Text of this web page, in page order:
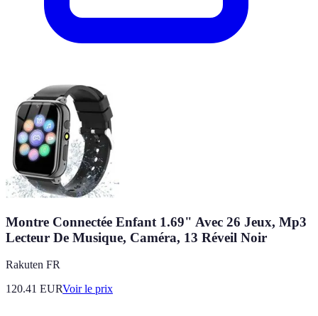
Montre Connectée Enfant 1.69" Avec 26 Jeux, Mp3
Lecteur De Musique, Caméra, 13 Réveil Noir
Rakuten FR
120.41 EURVoir le prix